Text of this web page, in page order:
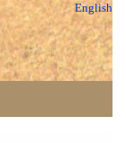
English